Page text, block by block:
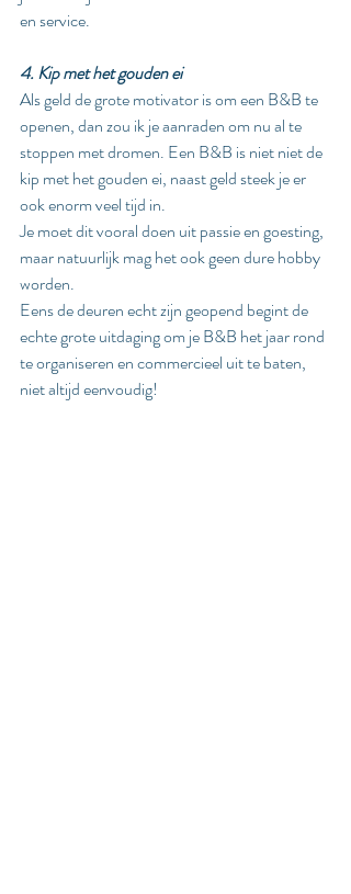
en service.
4. Kip met het gouden ei
Als geld de grote motivator is om een B&B te
openen, dan zou ik je aanraden om nu al te
stoppen met dromen. Een B&B is niet niet de
kip met het gouden ei, naast geld steek je er
ook enorm veel tijd in.
Je moet dit vooral doen uit passie en goesting,
maar natuurlijk mag het ook geen dure hobby
worden.
Eens de deuren echt zijn geopend begint de
echte grote uitdaging om je B&B het jaar rond
te organiseren en commercieel uit te baten,
niet altijd eenvoudig!